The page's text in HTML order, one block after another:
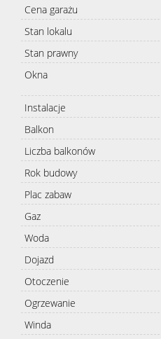
Cena garażu
Stan lokalu
Stan prawny
Okna
Instalacje
Balkon
Liczba balkonów
Rok budowy
Plac zabaw
Gaz
Woda
Dojazd
Otoczenie
Ogrzewanie
Winda